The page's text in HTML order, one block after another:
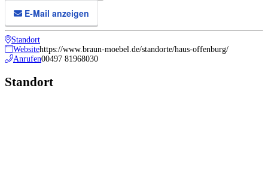
E-Mail anzeigen
Standort
Websitehttps://www.braun-moebel.de/standorte/haus-offenburg/
Anrufen00497 81968030
Standort